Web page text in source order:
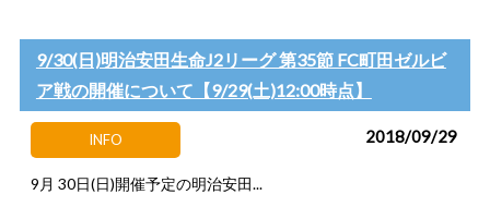
9/30(日)明治安田生命J2リーグ 第35節 FC町田ゼルビ
ア戦の開催について【9/29(土)12:00時点】
INFO 2018/09/29
9月 30日(日)開催予定の明治安田...